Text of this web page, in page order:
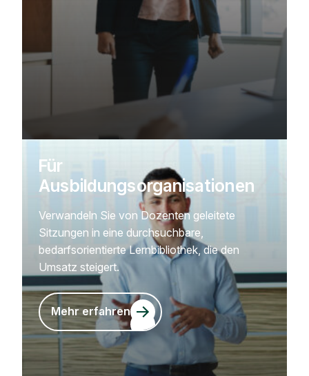
Für
Ausbildungsorganisationen
Verwandeln Sie von Dozenten geleitete
Sitzungen in eine durchsuchbare,
bedarfsorientierte Lernbibliothek, die den
Umsatz steigert.
Mehr erfahren